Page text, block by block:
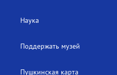
Наука
Поддержать музей
Пушкинская карта